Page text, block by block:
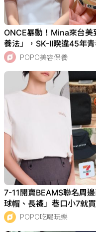
ONCE暴動！Mina來台
養法」，SK-II睽違45年青
POPO美容保養
7-11開賣BEAMS聯名周
球帽、長襪」巷口小7就買
POPO吃喝玩樂